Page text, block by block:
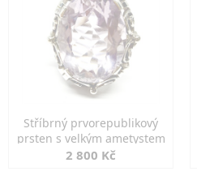
Stříbrný prvorepublikový
prsten s velkým ametystem
2 800 Kč